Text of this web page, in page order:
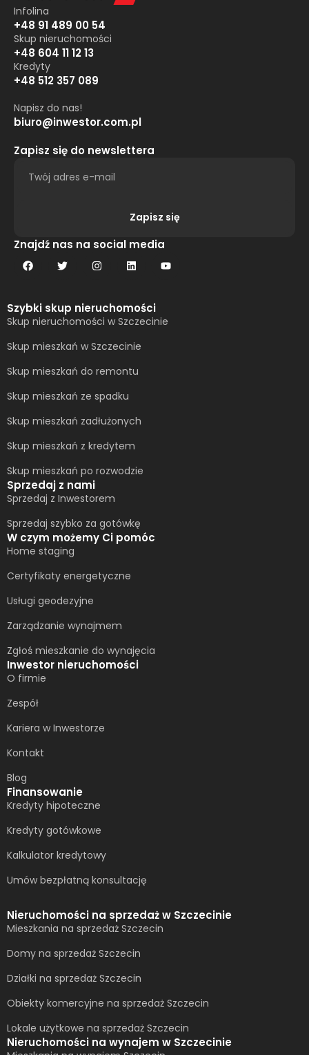
Infolina
+48 91 489 00 54
Skup nieruchomości
+48 604 11 12 13
Kredyty
+48 512 357 089
Napisz do nas!
biuro@inwestor.com.pl
Zapisz się do newslettera
Zapisz się
Alternative:
Znajdź nas na social media
Szybki skup nieruchomości
Skup nieruchomości w Szczecinie
Skup mieszkań w Szczecinie
Skup mieszkań do remontu
Skup mieszkań ze spadku
Skup mieszkań zadłużonych
Skup mieszkań z kredytem
Skup mieszkań po rozwodzie
Sprzedaj z nami
Sprzedaj z Inwestorem
Sprzedaj szybko za gotówkę
W czym możemy Ci pomóc
Home staging
Certyfikaty energetyczne
Usługi geodezyjne
Zarządzanie wynajmem
Zgłoś mieszkanie do wynajęcia
Inwestor nieruchomości
O firmie
Zespół
Kariera w Inwestorze
Kontakt
Blog
Finansowanie
Kredyty hipoteczne
Kredyty gotówkowe
Kalkulator kredytowy
Umów bezpłatną konsultację​
Nieruchomości na sprzedaż w Szczecinie
Mieszkania na sprzedaż Szczecin
Domy na sprzedaż Szczecin
Działki na sprzedaż Szczecin
Obiekty komercyjne na sprzedaż Szczecin
Lokale użytkowe na sprzedaż Szczecin
Nieruchomości na wynajem w Szczecinie